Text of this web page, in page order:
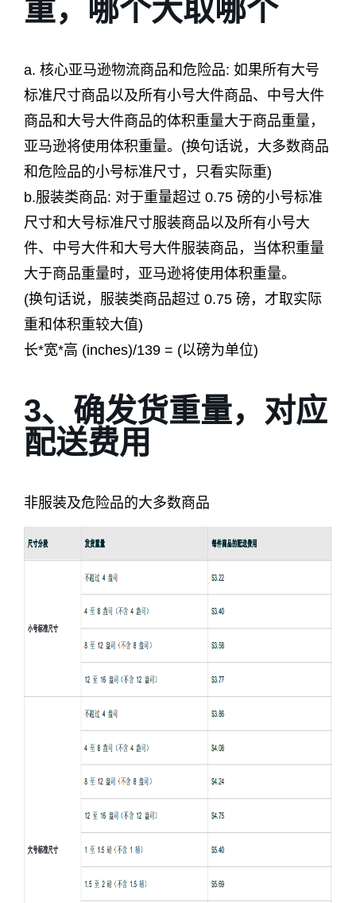
重，哪个大取哪个
a. 核心亚马逊物流商品和危险品: 如果所有大号
标准尺寸商品以及所有小号大件商品、中号大件
商品和大号大件商品的体积重量大于商品重量，
亚马逊将使用体积重量。(换句话说，大多数商品
和危险品的小号标准尺寸，只看实际重)
b.服装类商品: 对于重量超过 0.75 磅的小号标准
尺寸和大号标准尺寸服装商品以及所有小号大
件、中号大件和大号大件服装商品，当体积重量
大于商品重量时，亚马逊将使用体积重量。
(换句话说，服装类商品超过 0.75 磅，才取实际
重和体积重较大值)
长*宽*高 (inches)/139 = (以磅为单位)
3、确发货重量，对应
配送费用
非服装及危险品的大多数商品